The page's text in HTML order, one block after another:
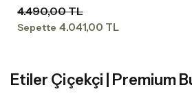
4.490,00 TL
Sepette 4.041,00 TL
Etiler Çiçekçi | Premium